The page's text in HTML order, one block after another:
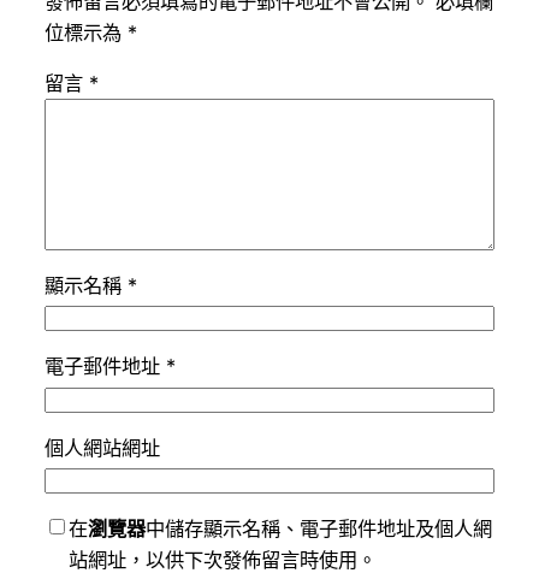
位標示為 *
留言 *
顯示名稱 *
電子郵件地址 *
個人網站網址
在瀏覽器中儲存顯示名稱、電子郵件地址及個人網
站網址，以供下次發佈留言時使用。